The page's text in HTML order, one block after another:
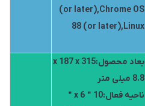
(or later),Chrome OS
88 (or later),Linux
بعاد محصول:315 x 187 x
8.8 میلی متر
ناحیه فعال:10＂x 6＂